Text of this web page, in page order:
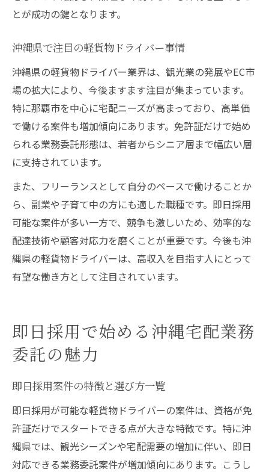
とが成功の鍵となります。
沖縄県で注目の軽貨物ドライバー事情
沖縄県の軽貨物ドライバー業界は、観光業の発展やEC市
場の拡大により、今後ますます注目が集まっています。
特に那覇市を中心に宅配ニーズが高まっており、高単価
で働ける案件も増加傾向にあります。免許証だけで始め
られる業務委託形態は、若者からシニア層まで幅広い層
に支持されています。
また、フリーランスとして自分のペースで働けることか
ら、副業や子育て中の方にも適した職種です。即日採用
可能な案件が多い一方で、競争も激しいため、効率的な
配達技術や顧客対応力を磨くことが重要です。今後も沖
縄県の軽貨物ドライバーは、高収入を目指す人にとって
有望な働き方として注目されています。
即日採用で始める沖縄宅配業務
委託の魅力
即日採用案件の特徴と選び方一覧
即日採用が可能な軽貨物ドライバーの案件は、資格が免
許証だけでスタートできる点が大きな特徴です。特に沖
縄県では、観光シーズンや宅配需要の増加に伴い、即日
対応できる業務委託案件が増加傾向にあります。こうし